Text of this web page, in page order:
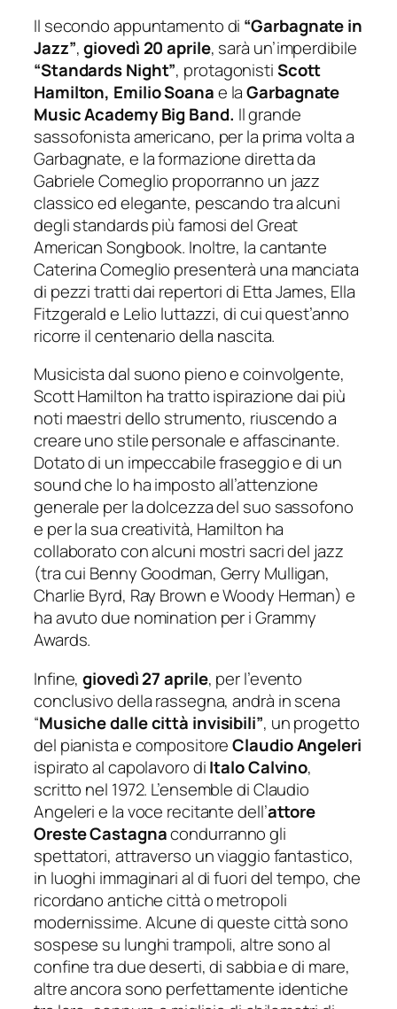
Il secondo appuntamento di “Garbagnate in
Jazz”,giovedì 20 aprile, sarà un’imperdibile
“Standards Night”, protagonistiScott
Hamilton, Emilio Soanae laGarbagnate
Music Academy Big Band. Il grande
sassofonista americano, per la prima volta a
Garbagnate, e la formazione diretta da
Gabriele Comeglio proporranno un jazz
classico ed elegante, pescando tra alcuni
degli standards più famosi del Great
American Songbook. Inoltre, la cantante
Caterina Comeglio presenterà una manciata
di pezzi tratti dai repertori di Etta James, Ella
Fitzgerald e Lelio luttazzi, di cui quest’anno
ricorre il centenario della nascita.
Musicista dal suono pieno e coinvolgente,
Scott Hamilton ha tratto ispirazione dai più
noti maestri dello strumento, riuscendo a
creare uno stile personale e affascinante.
Dotato di un impeccabile fraseggio e di un
sound che lo ha imposto all’attenzione
generale per la dolcezza del suo sassofono
e per la sua creatività, Hamilton ha
collaborato con alcuni mostri sacri del jazz
(tra cui Benny Goodman, Gerry Mulligan,
Charlie Byrd, Ray Brown e Woody Herman) e
ha avuto due nomination per iGrammy
Awards.
Infine,giovedì 27 aprile, per l’evento
conclusivo della rassegna, andrà in scena
“Musiche dalle città invisibili”, un progetto
del pianista e compositoreClaudio Angeleri
ispirato al capolavoro diItalo Calvino,
scritto nel 1972. L’ensemble di Claudio
Angeleri e la voce recitante dell’attore
Oreste Castagnacondurranno gli
spettatori, attraverso un viaggio fantastico,
in luoghi immaginari al di fuori del tempo, che
ricordano antiche città o metropoli
modernissime. Alcune di queste città sono
sospese su lunghi trampoli, altre sono al
confine tra due deserti, di sabbia e di mare,
altre ancora sono perfettamente identiche